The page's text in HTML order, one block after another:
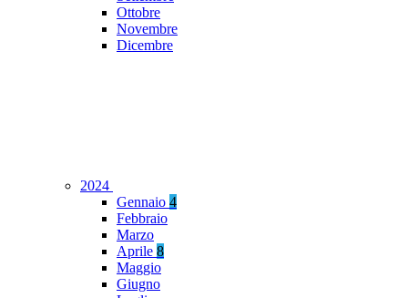
Ottobre
Novembre
Dicembre
2024
Gennaio 4
Febbraio
Marzo
Aprile 8
Maggio
Giugno